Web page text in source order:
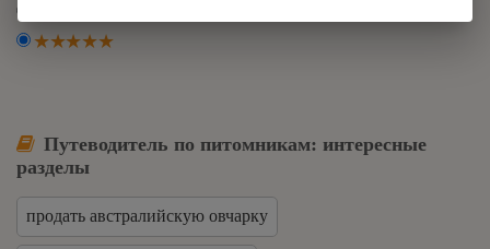
Путеводитель по питомникам: интересные
разделы
продать австралийскую овчарку